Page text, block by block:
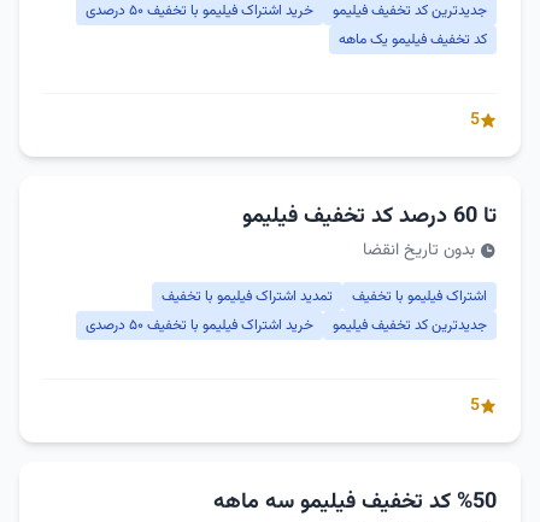
جدیدترین کد تخفیف فیلیمو
خرید اشتراک فیلیمو با تخفیف ۵۰ درصدی
کد تخفیف فیلیمو یک ماهه
5
تا 60 درصد کد تخفیف فیلیمو
بدون تاریخ انقضا
اشتراک فیلیمو با تخفیف
تمدید اشتراک فیلیمو با تخفیف
جدیدترین کد تخفیف فیلیمو
خرید اشتراک فیلیمو با تخفیف ۵۰ درصدی
5
%50 کد تخفیف فیلیمو سه ماهه